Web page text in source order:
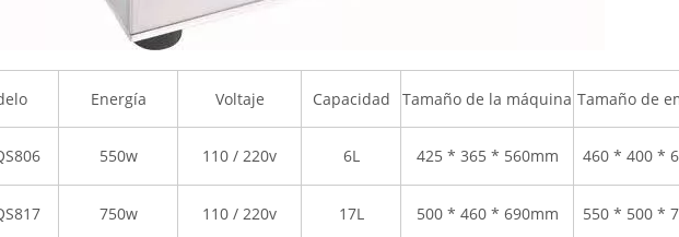
Energía Voltaje Capacidad Tamaño de la máquina Tamaño de
550w 110 / 220v 6L 425 * 365 * 560mm 460 * 400 *
750w 110 / 220v 17L 500 * 460 * 690mm 550 * 500 *